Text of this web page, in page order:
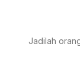
Jadilah